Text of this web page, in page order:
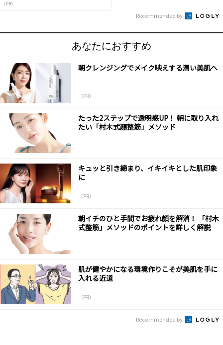
(PR)
Recommended by
あなたにおすすめ
朝クレンジングでメイク映えする潤い美肌へ
（PR）
たった2ステップで透明感UP！ 朝に取り入れ
たい「村木式顔整筋」メソッド
キュッと引き締まり、イキイキとした肌印象
に
（PR）
朝イチのひと手間でお疲れ顔を解消！ 「村木
式整筋」メソッドのポイントを詳しく解説
肌が健やかになる環境作りこそが美肌を手に
入れる近道
（PR）
Recommended by